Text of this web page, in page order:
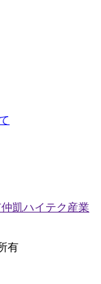
凱ハイテク産業
有